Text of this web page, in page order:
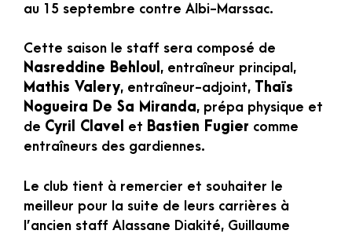
au 15 septembre contre Albi-Marssac.
Cette saison le staff sera composé de
Nasreddine Behloul , entraîneur principal,
Mathis Valery, entraîneur-adjoint,
Thaïs
Nogueira De Sa Miranda, prépa physique et
de Cyril Clavel et Bastien Fugier comme
entraîneurs des gardiennes.
Le club tient à remercier et souhaiter le
meilleur pour la suite de leurs carrières à
l’ancien staff Alassane Diakité, Guillaume